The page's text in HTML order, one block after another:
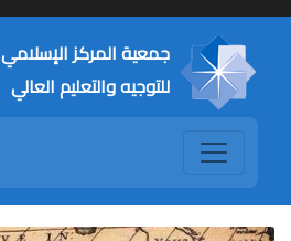
جمعية المركز الإسلامي
للتوجيه والتعليم العالي